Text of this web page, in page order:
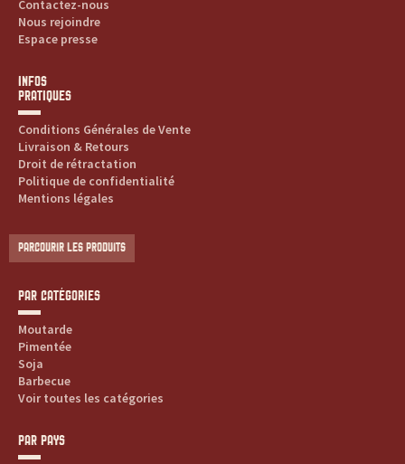
t
t
s
,
h
i
i
Contactez-nous
Nous rejoindre
Espace presse
INFOS
PRATIQUES
Conditions Générales de Vente
Livraison & Retours
Droit de rétractation
Politique de confidentialité
Mentions légales
PARCOURIR LES PRODUITS
PAR CATÉGORIES
Moutarde
Pimentée
Soja
Barbecue
Voir toutes les catégories
PAR PAYS